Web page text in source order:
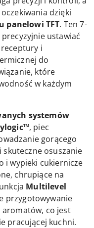
oczekiwania dzięki
panelowi TFT. Ten 7-
ustawiać
i
do
które
w każdym
systemów
, piec
gorącego
osuszanie
i wypieki cukiernicze
chrupiące na
Multilevel
przygotowywanie
co jest
pracującej kuchni.